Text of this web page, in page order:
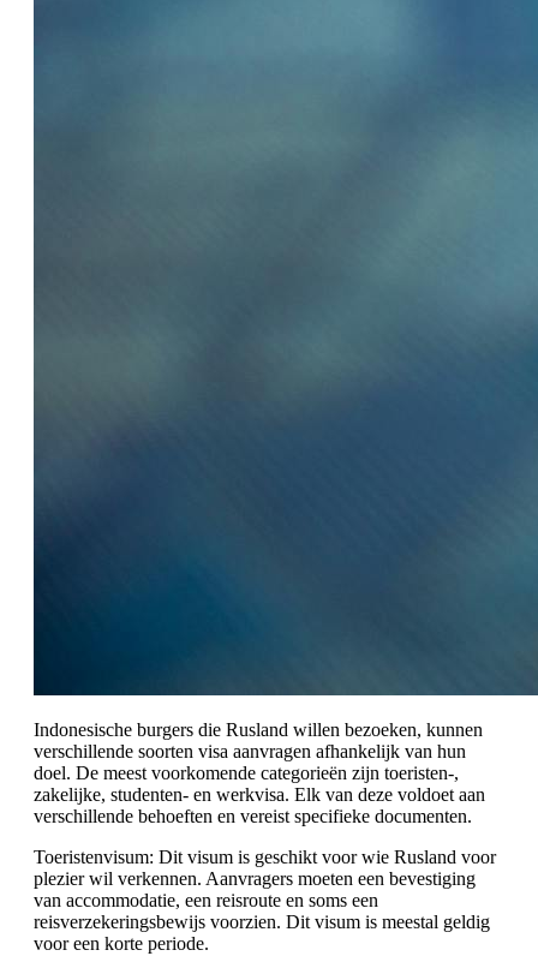
Indonesische burgers die Rusland willen bezoeken, kunnen
verschillende soorten visa aanvragen afhankelijk van hun
doel. De meest voorkomende categorieën zijn toeristen-,
zakelijke, studenten- en werkvisa. Elk van deze voldoet aan
verschillende behoeften en vereist specifieke documenten.
Toeristenvisum: Dit visum is geschikt voor wie Rusland voor
plezier wil verkennen. Aanvragers moeten een bevestiging
van accommodatie, een reisroute en soms een
reisverzekeringsbewijs voorzien. Dit visum is meestal geldig
voor een korte periode.